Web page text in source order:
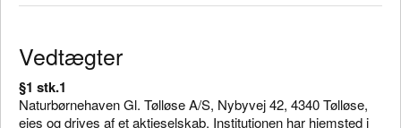
Vedtægter
§1 stk.1
Naturbørnehaven Gl. Tølløse A/S, Nybyvej 42, 4340 Tølløse,
ejes og drives af et aktieselskab. Institutionen har hjemsted i